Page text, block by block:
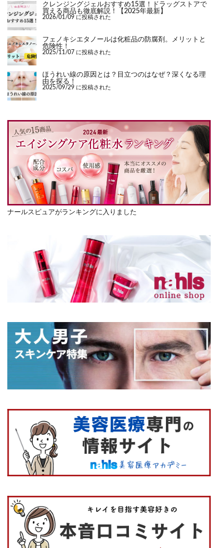
クレンジングジェルおすすめ15選！ドラッグストアで
買える商品も徹底解説！【2025年最新】
2026/01/09 に投稿された
フェノキシエタノールは化粧品の防腐剤。メリットと
危険性！
2025/11/07 に投稿された
ほうれい線の原因とは？目立つのはなぜ？深くなる理
由を探る！
2025/09/29 に投稿された
ナールスピュアがランキングに入りました